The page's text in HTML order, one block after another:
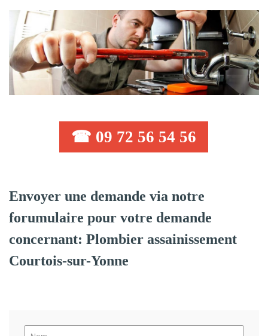
☎ 09 72 56 54 56
Envoyer une demande via notre
forumulaire pour votre demande
concernant: Plombier assainissement
Courtois-sur-Yonne